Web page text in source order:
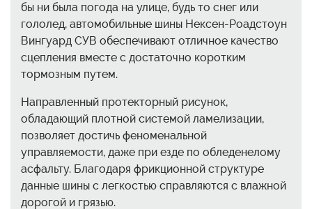
бы ни была погода на улице, будь то снег или
гололед, автомобильные шины Нексен-Роадстоун
Вингуард СУВ обеспечивают отличное качество
сцепления вместе с достаточно коротким
тормозным путем.
Направленный протекторный рисунок,
обладающий плотной системой ламелизации,
позволяет достичь феноменальной
управляемости, даже при езде по обледенелому
асфальту. Благодаря фрикционной структуре
данные шины с легкостью справляются с влажной
дорогой и грязью.